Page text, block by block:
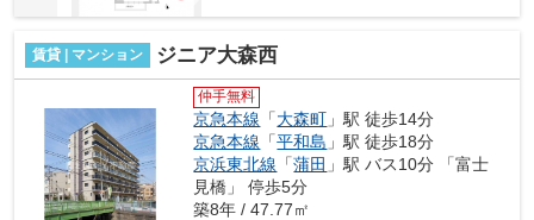
賃貸 | マンション ジニア大森西
仲手無料
京急本線 「大森町 」駅 徒歩14分
京急本線 「平和島 」駅 徒歩18分
京浜東北線 「蒲田 」駅 バス10分 「富士
見橋」 停歩5分
築8年 / 47.77㎡